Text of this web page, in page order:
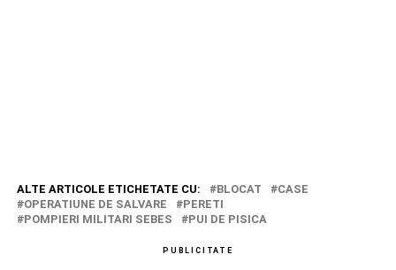
ALTE ARTICOLE ETICHETATE CU: BLOCAT
CASE
OPERATIUNE DE SALVARE
PERETI
POMPIERI MILITARI SEBES
PUI DE PISICA
PUBLICITATE